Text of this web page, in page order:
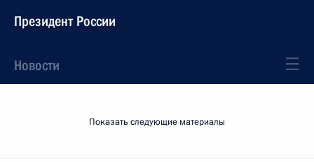
Президент России
Новости
Показать следующие материалы